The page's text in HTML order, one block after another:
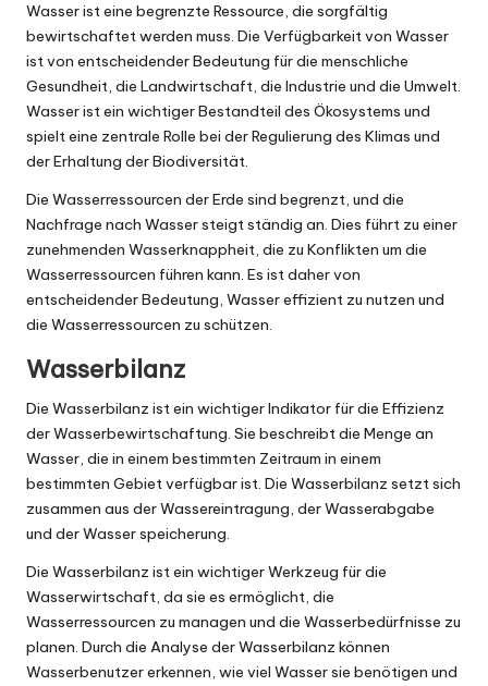
Wasser ist eine begrenzte Ressource, die sorgfältig
bewirtschaftet werden muss. Die Verfügbarkeit von Wasser
ist von entscheidender Bedeutung für die menschliche
Gesundheit, die Landwirtschaft, die Industrie und die Umwelt.
Wasser ist ein wichtiger Bestandteil des Ökosystems und
spielt eine zentrale Rolle bei der Regulierung des Klimas und
der Erhaltung der Biodiversität.
Die Wasserressourcen der Erde sind begrenzt, und die
Nachfrage nach Wasser steigt ständig an. Dies führt zu einer
zunehmenden Wasserknappheit, die zu Konflikten um die
Wasserressourcen führen kann. Es ist daher von
entscheidender Bedeutung, Wasser effizient zu nutzen und
die Wasserressourcen zu schützen.
Wasserbilanz
Die Wasserbilanz ist ein wichtiger Indikator für die Effizienz
der Wasserbewirtschaftung. Sie beschreibt die Menge an
Wasser, die in einem bestimmten Zeitraum in einem
bestimmten Gebiet verfügbar ist. Die Wasserbilanz setzt sich
zusammen aus der Wassereintragung, der Wasserabgabe
und der Wasser speicherung.
Die Wasserbilanz ist ein wichtiger Werkzeug für die
Wasserwirtschaft, da sie es ermöglicht, die
Wasserressourcen zu managen und die Wasserbedürfnisse zu
planen. Durch die Analyse der Wasserbilanz können
Wasserbenutzer erkennen, wie viel Wasser sie benötigen und